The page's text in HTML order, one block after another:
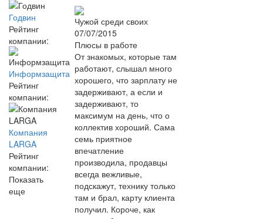
Годвин
Рейтинг
компании:
Информзащита
Рейтинг
компании:
Компания
LARGA
Рейтинг
компании:
Показать
еще
Чужой среди своих
07/07/2015
Плюсы в работе
От знакомых, которые там
работают, слышал много
хорошего, что зарплату не
задерживают, а если и
задерживают, то
максимум на день, что о
коллектив хороший. Сама
семь приятное
впечатление
производила, продавцы
всегда вежливые,
подскажут, технику только
там и брал, карту клиента
получил. Короче, как